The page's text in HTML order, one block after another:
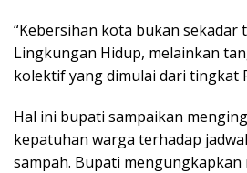
“Kebersihan kota bukan sekadar
Lingkungan Hidup, melainkan
kolektif yang dimulai dari tingkat
Hal ini bupati sampaikan
kepatuhan warga terhadap
sampah. Bupati mengungkapkan